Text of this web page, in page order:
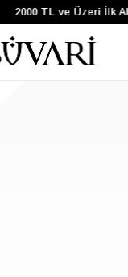
2000 TL ve Üzeri İlk